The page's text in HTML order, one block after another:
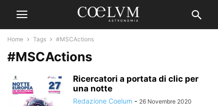
Home Tags #MSCActions
#MSCActions
Ricercatori a portata di clic per
una notte
Redazione Coelum - 26 Novembre 2020